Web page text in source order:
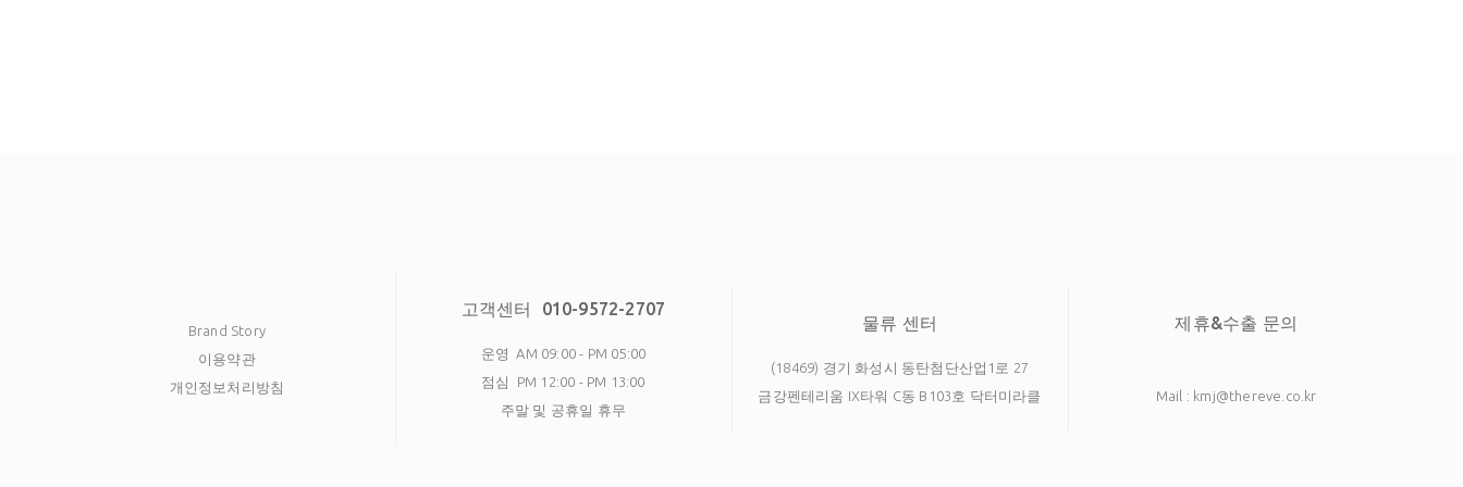
Brand Story
이용약관
개인정보처리방침
고객센터 010-9572-2707
운영
AM 09:00 - PM 05:00
점심
PM 12:00 - PM 13:00
주말 및 공휴일 휴무
물류 센터
(18469) 경기 화성시 동탄첨단산업1로 27
금강펜테리움 IX타워 C동 B103호 닥터미라클
제휴&수출 문의
Mail : kmj@thereve.co.kr